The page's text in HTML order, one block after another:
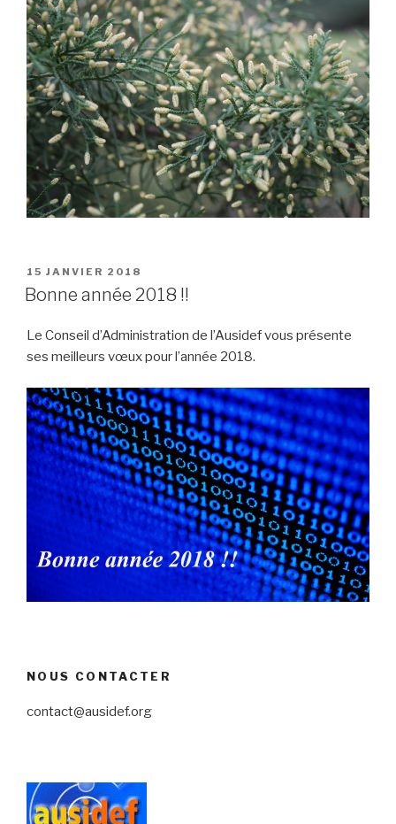
PUBLIÉ
LE
15 JANVIER 2018
Bonne année 2018 !!
Le Conseil d’Administration de l’Ausidef vous présente
ses meilleurs vœux pour l’année 2018.
NOUS CONTACTER
contact@ausidef.org